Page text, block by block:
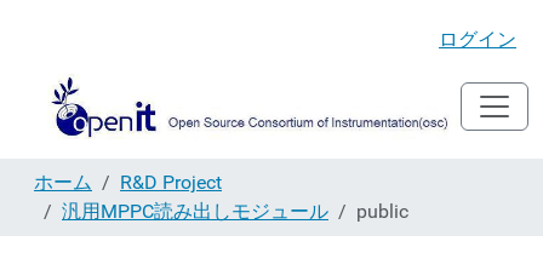
ログイン
ホーム
R&D Project
汎用MPPC読み出しモジュール
public